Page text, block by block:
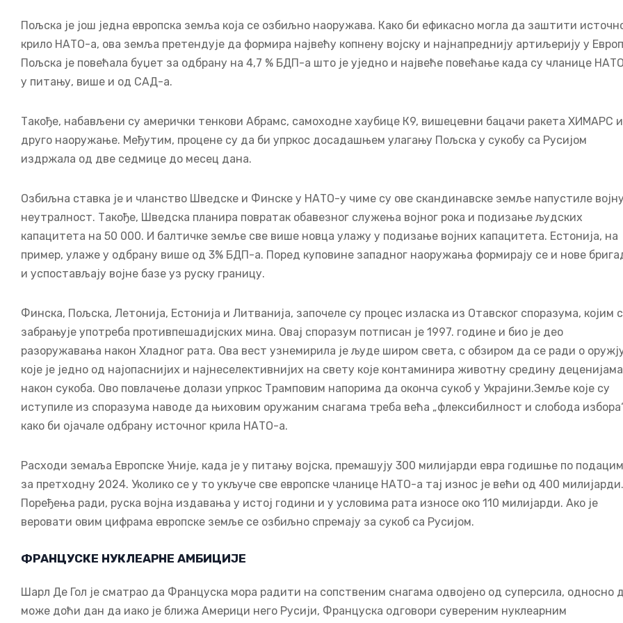
Пољска је још једна европска земља која се озбиљно наоружава. Како би ефикасно могла да заштити
крило НАТО-а, ова земља претендује да формира највећу копнену војску и најнапреднију артиљерију у
Пољска је повећала буџет за одбрану на 4,7 % БДП-а што је уједно и највеће повећање када су чланице
у питању, више и од САД-а.
Такође, набављени су амерички тенкови Абрамс, самоходне хаубице К9, вишецевни бацачи ракета ХИМАРС и
друго наоружање. Међутим, процене су да би упркос досадашњем улагању Пољска у сукобу са Русијом
издржала од две седмице до месец дана.
Озбиљна ставка је и чланство Шведске и Финске у НАТО-у чиме су ове скандинавске земље напустиле војну
неутралност. Такође, Шведска планира повратак обавезног служења војног рока и подизање људских
капацитета на 50 000. И балтичке земље све више новца улажу у подизање војних капацитета. Естонија, на
пример, улаже у одбрану више од 3% БДП-а. Поред куповине западног наоружања формирају се и нове
и успостављају војне базе уз руску границу.
Финска, Пољска, Летонија, Естонија и Литванија, започеле су процес изласка из Отавског споразума, којим
забрањује употреба противпешадијских мина. Овај споразум потписан је 1997. године и био је део
разоружавања након Хладног рата. Ова вест узнемирила је људе широм света, с обзиром да се ради о
које је једно од најопаснијих и најнеселективнијих на свету које контаминира животну средину деценијама
након сукоба. Ово повлачење долази упркос Трамповим напорима да оконча сукоб у Украјини.Земље које су
иступиле из споразума наводе да њиховим оружаним снагама треба већа „флексибилност и слобода
како би ојачале одбрану источног крила НАТО-а.
Расходи земаља Европске Уније, када је у питању војска, премашују 300 милијарди евра годишње по
за претходну 2024. Уколико се у то укључе све европске чланице НАТО-а тај износ је већи од 400 милијарди.
Поређења ради, руска војна издавања у истој години и у условима рата износе око 110 милијарди. Ако је
веровати овим цифрама европске земље се озбиљно спремају за сукоб са Русијом.
ФРАНЦУСКЕ НУКЛЕАРНЕ АМБИЦИЈЕ
Шарл Де Гол је сматрао да Француска мора радити на сопственим снагама одвојено од суперсила, односно
може доћи дан да иако је ближа Америци него Русији, Француска одговори сувереним нуклеарним